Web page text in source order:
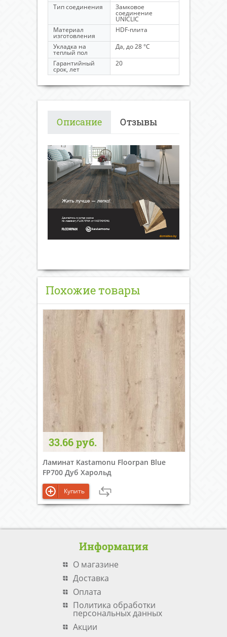
Тип соединения
Замковое
соединение
UNICLIC
Материал
изготовления
HDF-плита
Укладка на
теплый пол
Да, до 28 °C
Гарантийный
срок, лет
20
Описание Отзывы
Похожие товары
33.66 руб.
Ламинат Kastamonu Floorpan Blue
FP700 Дуб Харольд
Купить
Информация
О магазине
Доставка
Оплата
Политика обработки
персональных данных
Акции